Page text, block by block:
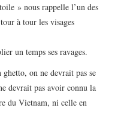
» nous rappelle l’un des
à tour les visages
un temps ses ravages.
on ne devrait pas se
devrait pas avoir connu la
du Vietnam, ni celle en